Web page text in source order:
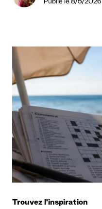
Publié le 8/5/2026
Trouvez l'inspiration